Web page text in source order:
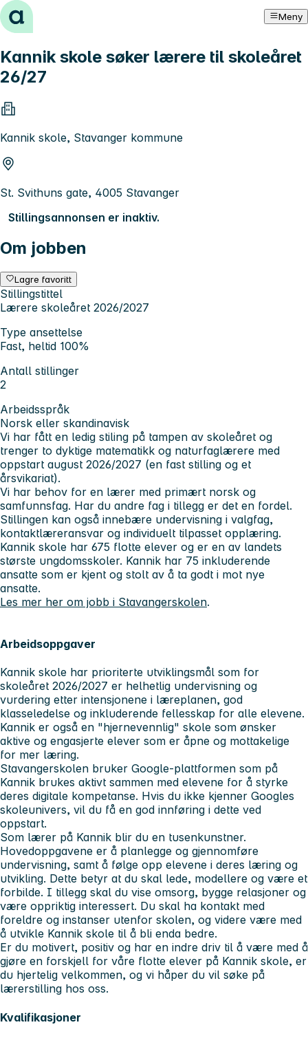
Hopp til innhold Meny
Kannik skole søker lærere til skoleåret
26/27
Kannik skole, Stavanger kommune
St. Svithuns gate, 4005 Stavanger
Stillingsannonsen er inaktiv.
Om jobben
Lagre favoritt
Stillingstittel
Lærere skoleåret 2026/2027
Type ansettelse
Fast, heltid 100%
Antall stillinger
2
Arbeidsspråk
Norsk eller skandinavisk
Vi har fått en ledig stiling på tampen av skoleåret og
trenger to dyktige matematikk og naturfaglærere med
oppstart august 2026/2027 (en fast stilling og et
årsvikariat).
Vi har behov for en lærer med primært norsk og
samfunnsfag. Har du andre fag i tillegg er det en fordel.
Stillingen kan også innebære undervisning i valgfag,
kontaktlæreransvar og individuelt tilpasset opplæring.
Kannik skole har 675 flotte elever og er en av landets
største ungdomsskoler. Kannik har 75 inkluderende
ansatte som er kjent og stolt av å ta godt i mot nye
ansatte.
Les mer her om jobb i Stavangerskolen.
Arbeidsoppgaver
Kannik skole har prioriterte utviklingsmål som for
skoleåret 2026/2027 er helhetlig undervisning og
vurdering etter intensjonene i læreplanen, god
klasseledelse og inkluderende fellesskap for alle elevene.
Kannik er også en "hjernevennlig" skole som ønsker
aktive og engasjerte elever som er åpne og mottakelige
for mer læring.
Stavangerskolen bruker Google-plattformen som på
Kannik brukes aktivt sammen med elevene for å styrke
deres digitale kompetanse. Hvis du ikke kjenner Googles
skoleunivers, vil du få en god innføring i dette ved
oppstart.
Som lærer på Kannik blir du en tusenkunstner.
Hovedoppgavene er å planlegge og gjennomføre
undervisning, samt å følge opp elevene i deres læring og
utvikling. Dette betyr at du skal lede, modellere og være et
forbilde. I tillegg skal du vise omsorg, bygge relasjoner og
være oppriktig interessert. Du skal ha kontakt med
foreldre og instanser utenfor skolen, og videre være med
å utvikle Kannik skole til å bli enda bedre.
Er du motivert, positiv og har en indre driv til å være med å
gjøre en forskjell for våre flotte elever på Kannik skole, er
du hjertelig velkommen, og vi håper du vil søke på
lærerstilling hos oss.
Kvalifikasjoner